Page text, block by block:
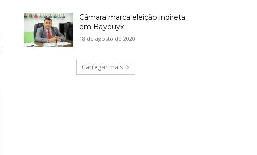
Câmara marca eleição indireta
em Bayeuyx
18 de agosto de 2020
Carregar mais